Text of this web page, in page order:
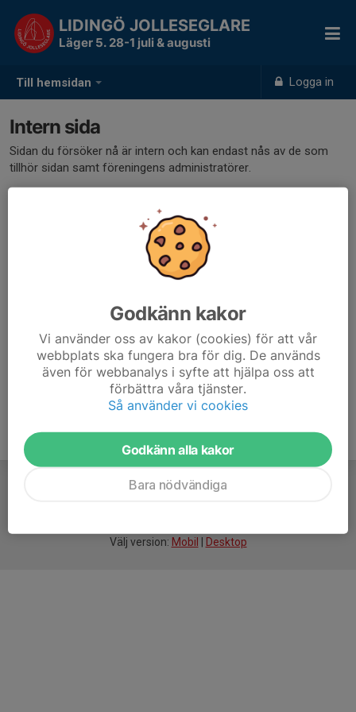
Till hemsidan Logga in
LIDINGÖ JOLLESEGLARE
Läger 5. 28-1 juli & augusti
Intern sida
Sidan du försöker nå är intern och kan endast nås av de som
tillhör sidan samt föreningens administratörer.
Välj version: Mobil Desktop
Godkänn kakor
Vi använder oss av kakor (cookies) för att vår
webbplats ska fungera bra för dig. De används
även för webbanalys i syfte att hjälpa oss att
förbättra våra tjänster.
Så använder vi cookies
Godkänn alla kakor
Bara nödvändiga